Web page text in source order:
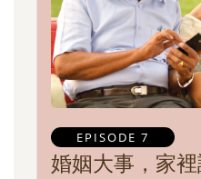
EPISODE 7
婚姻大事，家裡